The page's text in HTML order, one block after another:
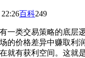
百科249
一类交易策略的底层
价格差异中赚取利
就有获利空间。这就